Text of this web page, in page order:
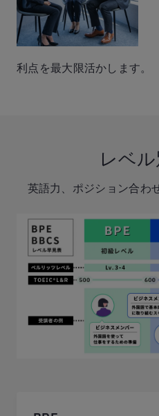
利点を最大限活かします。
レベ
英語力、ポジション合わ